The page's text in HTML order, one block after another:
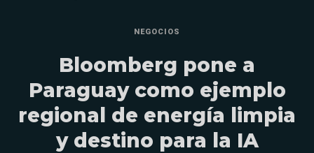
NEGOCIOS
Bloomberg pone a
Paraguay como ejemplo
regional de energía limpia
y destino para la IA